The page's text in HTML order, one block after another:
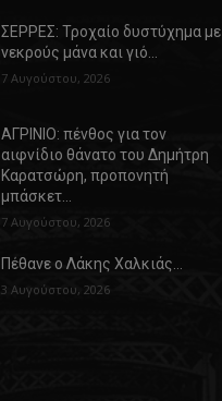
ΣΕΡΡΕΣ: Τροχαίο δυστύχημα με
νεκρούς μάνα και γιό…
7 Αυγούστου, 2026
ΑΓΡΙΝΙΟ: πένθος για τον
αιφνίδιο θάνατο του Δημήτρη
Καρατσώρη, προπονητή
μπάσκετ…
7 Αυγούστου, 2026
Πέθανε ο Λάκης Χαλκιάς…
3 Αυγούστου, 2026